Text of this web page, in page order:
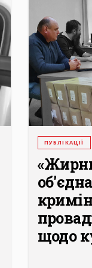
ПУБЛІКАЦІЇ
щодо